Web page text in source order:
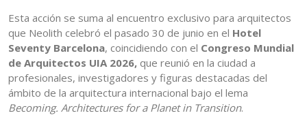
Esta acción se suma al encuentro exclusivo para arquitectos
que Neolith celebró el pasado 30 de junio en el Hotel
Seventy Barcelona, coincidiendo con el Congreso Mundial
de Arquitectos UIA 2026, que reunió en la ciudad a
profesionales, investigadores y figuras destacadas del
ámbito de la arquitectura internacional bajo el lema
Becoming. Architectures for a Planet in Transition.